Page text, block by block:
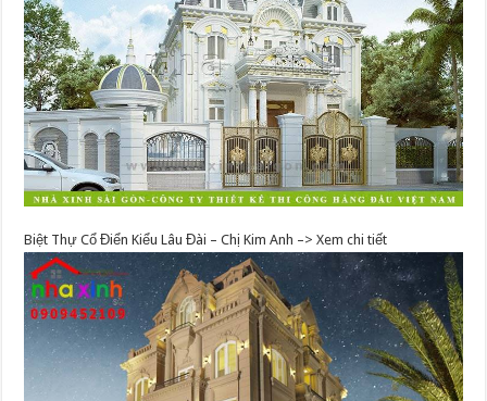
Biệt Thự Cổ Điển Kiểu Lâu Đài – Chị Kim Anh –> Xem chi tiết